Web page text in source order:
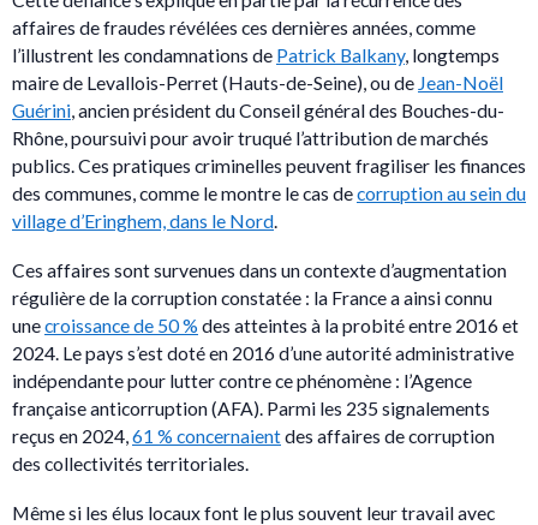
affaires de fraudes révélées ces dernières années, comme
l’illustrent les condamnations de Patrick Balkany, longtemps
maire de Levallois-Perret (Hauts-de-Seine), ou de Jean-Noël
Guérini , ancien président du Conseil général des Bouches-du-
Rhône, poursuivi pour avoir truqué l’attribution de marchés
publics. Ces pratiques criminelles peuvent fragiliser les finances
des communes, comme le montre le cas decorruption au sein du
village d’Eringhem, dans le Nord
Ces affaires sont survenues dans un contexte d’augmentation
régulière de la corruption constatée : la France a ainsi connu
unecroissance de 50 % des atteintes à la probité entre 2016 et
2024. Le pays s’est doté en 2016 d’une autorité administrative
indépendante pour lutter contre ce phénomène : l’Agence
française anticorruption (AFA). Parmi les 235 signalements
reçus en 2024, 61 % concernaientdes affaires de corruption
des collectivités territoriales.
Même si les élus locaux font le plus souvent leur travail avec